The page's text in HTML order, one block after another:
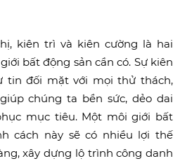
kiên trì và kiên cường là hai
bất động sản cần có. Sự kiên
tin đối mặt với mọi thử thách,
chúng ta bền sức, dẻo dai
mục tiêu. Một môi giới bất
cách này sẽ có nhiều lợi thế
xây dựng lộ trình công danh